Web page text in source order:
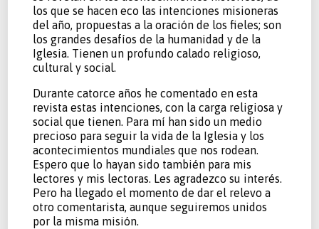
los que se hacen eco las intenciones misioneras
del año, propuestas a la oración de los fieles; son
los grandes desafíos de la humanidad y de la
Iglesia. Tienen un profundo calado religioso,
cultural y social.
Durante catorce años he comentado en esta
revista estas intenciones, con la carga religiosa y
social que tienen. Para mí han sido un medio
precioso para seguir la vida de la Iglesia y los
acontecimientos mundiales que nos rodean.
Espero que lo hayan sido también para mis
lectores y mis lectoras. Les agradezco su interés.
Pero ha llegado el momento de dar el relevo a
otro comentarista, aunque seguiremos unidos
por la misma misión.